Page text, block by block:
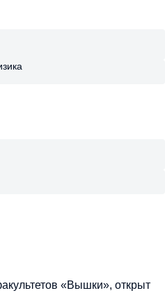
«Вышки», открыт